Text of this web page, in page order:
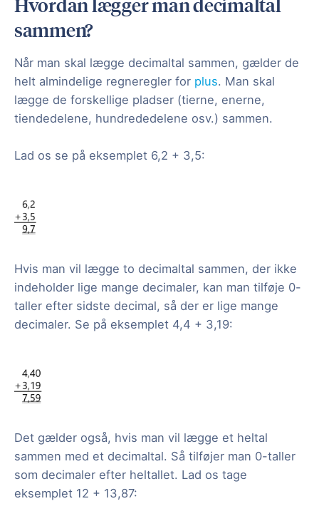
sammen?
Når man skal lægge decimaltal sammen, gælder de
helt almindelige regneregler for plus. Man skal
lægge de forskellige pladser (tierne, enerne,
tiendedelene, hundrededelene osv.) sammen.
Lad os se på eksemplet 6,2 + 3,5:
Hvis man vil lægge to decimaltal sammen, der ikke
indeholder lige mange decimaler, kan man tilføje 0-
taller efter sidste decimal, så der er lige mange
decimaler. Se på eksemplet 4,4 + 3,19:
Det gælder også, hvis man vil lægge et heltal
sammen med et decimaltal. Så tilføjer man 0-taller
som decimaler efter heltallet. Lad os tage
eksemplet 12 + 13,87: